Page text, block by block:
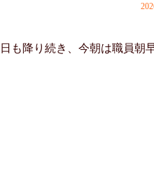
も降り続き、今朝は職員朝